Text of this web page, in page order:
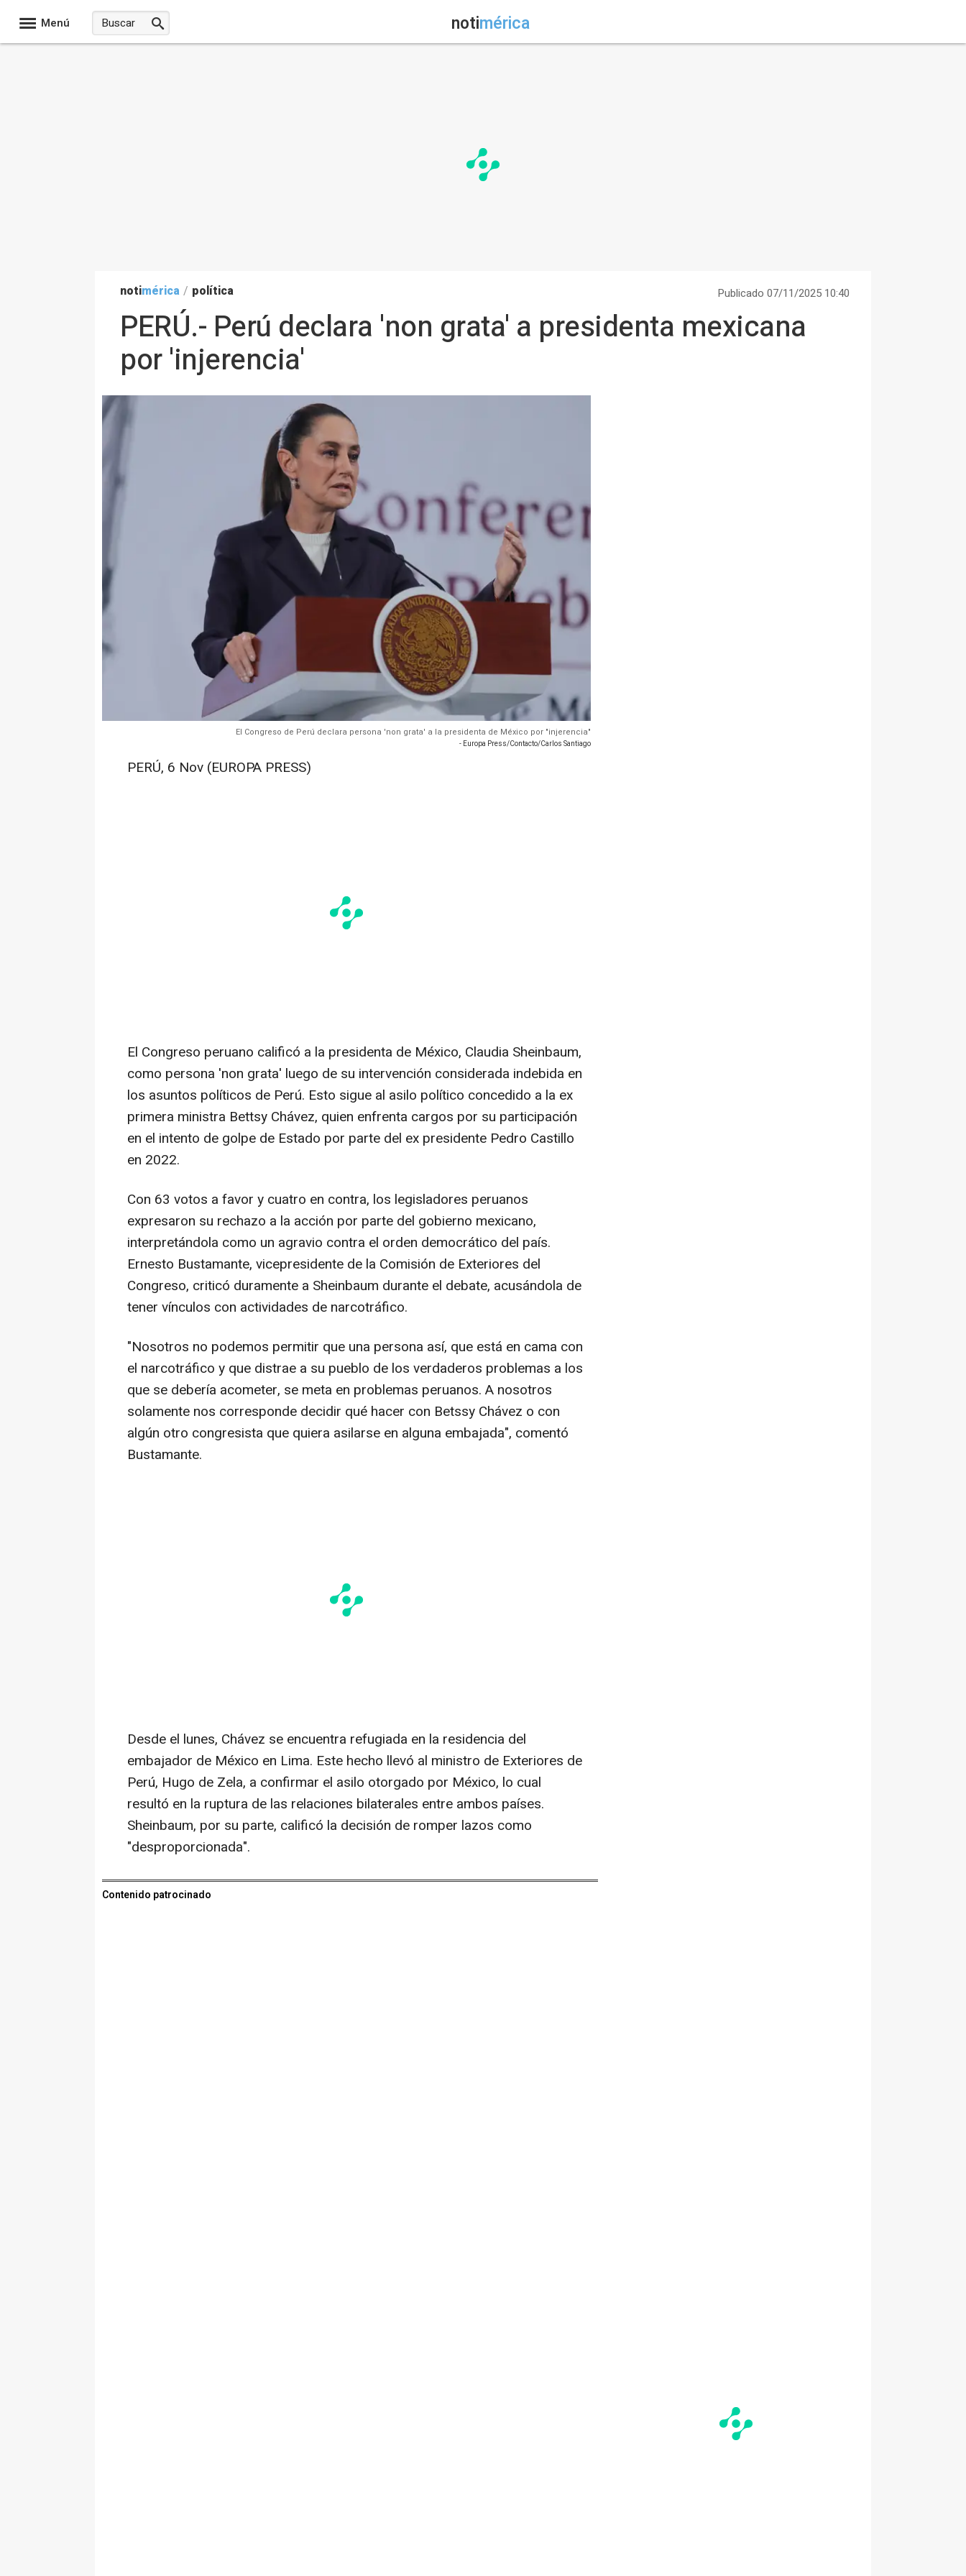
Menú notimérica
notimérica / política Publicado 07/11/2025 10:40
PERÚ.- Perú declara 'non grata' a presidenta mexicana
por 'injerencia'
El Congreso de Perú declara persona 'non grata' a la presidenta de México por "injerencia"
- Europa Press/Contacto/Carlos Santiago
PERÚ, 6 Nov (EUROPA PRESS)
El Congreso peruano calificó a la presidenta de México, Claudia Sheinbaum,
como persona 'non grata' luego de su intervención considerada indebida en
los asuntos políticos de Perú. Esto sigue al asilo político concedido a la ex
primera ministra Bettsy Chávez, quien enfrenta cargos por su participación
en el intento de golpe de Estado por parte del ex presidente Pedro Castillo
en 2022.
Con 63 votos a favor y cuatro en contra, los legisladores peruanos
expresaron su rechazo a la acción por parte del gobierno mexicano,
interpretándola como un agravio contra el orden democrático del país.
Ernesto Bustamante, vicepresidente de la Comisión de Exteriores del
Congreso, criticó duramente a Sheinbaum durante el debate, acusándola de
tener vínculos con actividades de narcotráfico.
"Nosotros no podemos permitir que una persona así, que está en cama con
el narcotráfico y que distrae a su pueblo de los verdaderos problemas a los
que se debería acometer, se meta en problemas peruanos. A nosotros
solamente nos corresponde decidir qué hacer con Betssy Chávez o con
algún otro congresista que quiera asilarse en alguna embajada", comentó
Bustamante.
Desde el lunes, Chávez se encuentra refugiada en la residencia del
embajador de México en Lima. Este hecho llevó al ministro de Exteriores de
Perú, Hugo de Zela, a confirmar el asilo otorgado por México, lo cual
resultó en la ruptura de las relaciones bilaterales entre ambos países.
Sheinbaum, por su parte, calificó la decisión de romper lazos como
"desproporcionada".
Contenido patrocinado